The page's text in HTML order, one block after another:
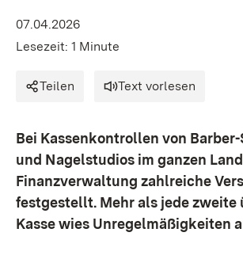
07.04.2026
Lesezeit: 1 Minute
Teilen Text vorlesen
Bei Kassenkontrollen von Barber-
und Nagelstudios im ganzen
Finanzverwaltung zahlreiche
festgestellt. Mehr als jede zweite
Kasse wies Unregelmäßigkeiten